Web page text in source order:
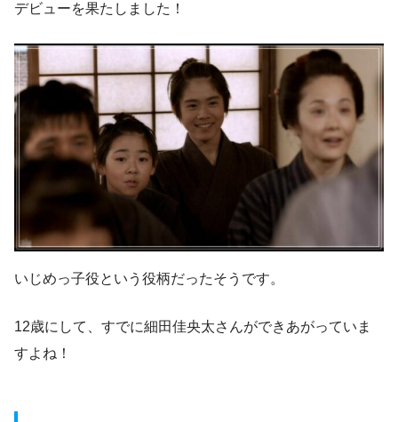
デビューを果たしました！
いじめっ子役という役柄だったそうです。
12歳にして、すでに細田佳央太さんができあがっていま
すよね！